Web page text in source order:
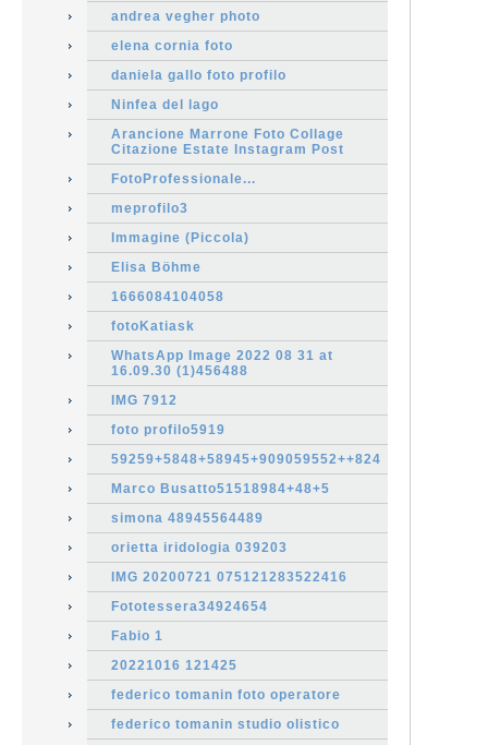
andrea vegher photo
elena cornia foto
daniela gallo foto profilo
Ninfea del lago
Arancione Marrone Foto Collage
Citazione Estate Instagram Post
FotoProfessionale...
meprofilo3
Immagine (Piccola)
Elisa Böhme
1666084104058
fotoKatiask
WhatsApp Image 2022 08 31 at
16.09.30 (1)456488
IMG 7912
foto profilo5919
59259+5848+58945+909059552++824
Marco Busatto51518984+48+5
simona 48945564489
orietta iridologia 039203
IMG 20200721 075121283522416
Fototessera34924654
Fabio 1
20221016 121425
federico tomanin foto operatore
federico tomanin studio olistico